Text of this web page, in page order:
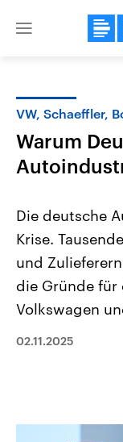
Close
Landtagswahl
2026
Alle Informationen
Sachsen-Anhalt
Landtag. Seit 2021
und Kandidaten
VW, Schaeffler,
Warum
Die deutsche
Krise.
und
die Gründe für
Volkswagen
02.11.2025